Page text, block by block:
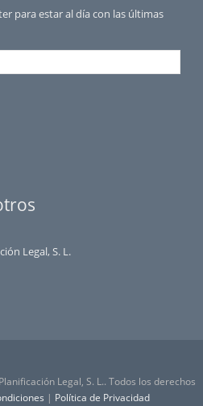
para estar al día con las últimas
Legal, S. L.
Legal, S. L.. Todos los derechos
| Política de Privacidad